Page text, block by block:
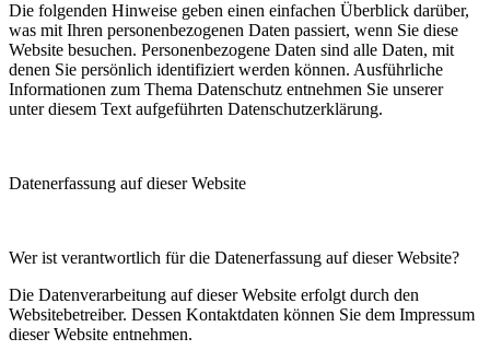
Die folgenden Hinweise geben einen einfachen Überblick darüber,
was mit Ihren personenbezogenen Daten passiert, wenn Sie diese
Website besuchen. Personenbezogene Daten sind alle Daten, mit
denen Sie persönlich identifiziert werden können. Ausführliche
Informationen zum Thema Datenschutz entnehmen Sie unserer
unter diesem Text aufgeführten Datenschutzerklärung.
Datenerfassung auf dieser Website
Wer ist verantwortlich für die Datenerfassung auf dieser Website?
Die Datenverarbeitung auf dieser Website erfolgt durch den
Websitebetreiber. Dessen Kontaktdaten können Sie dem Impressum
dieser Website entnehmen.